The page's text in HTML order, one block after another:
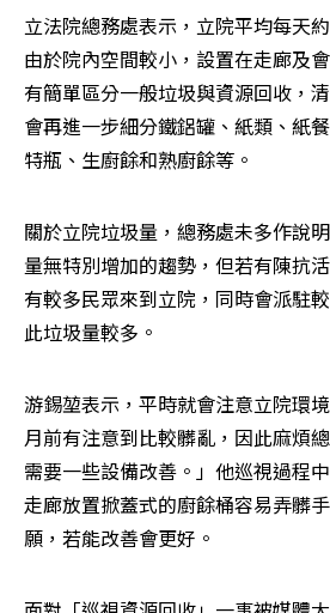
立法院總務處表示，立院平均每天
由於院內空間較小，設置在走廊及
有簡單區分一般垃圾與資源回收，
會再進一步細分鐵鋁罐、紙類、紙
特瓶、生廚餘和熟廚餘等。
關於立院垃圾量，總務處未多作說
量無特別增加的趨勢，但若有陳抗
有較多民眾來到立院，同時會派駐
此垃圾量較多。
游錫堃表示，平時就會注意立院環
月前有注意到比較髒亂，因此麻煩
需要一些設備改善。」他巡視過程
走廊放置掀蓋式的廚餘桶容易弄髒
願，若能改善會更好。